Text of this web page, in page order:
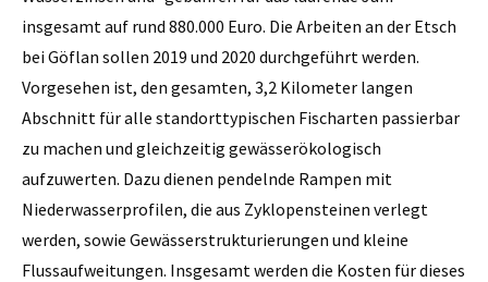
insgesamt auf rund 880.000 Euro. Die Arbeiten an der Etsch
bei Göflan sollen 2019 und 2020 durchgeführt werden.
Vorgesehen ist, den gesamten, 3,2 Kilometer langen
Abschnitt für alle standorttypischen Fischarten passierbar
zu machen und gleichzeitig gewässerökologisch
aufzuwerten. Dazu dienen pendelnde Rampen mit
Niederwasserprofilen, die aus Zyklopensteinen verlegt
werden, sowie Gewässerstrukturierungen und kleine
Flussaufweitungen. Insgesamt werden die Kosten für dieses